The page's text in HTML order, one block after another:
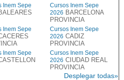
Inem Sepe
Cursos Inem Sepe
2026 BARCELONA
PROVINCIA
Inem Sepe
Cursos Inem Sepe
2026 CADIZ
PROVINCIA
Inem Sepe
Cursos Inem Sepe
2026 CIUDAD REAL
PROVINCIA
Desplegar todas»